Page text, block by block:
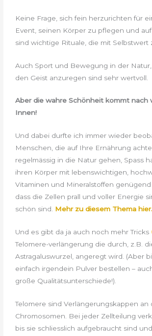
Keine Frage, sich fein herzurichten für
Event, seinen Körper zu pflegen und
sind wichtige Rituale, die mit Selbstwert
Auch Sport und Bewegung in der
den Geist anzuregen sind sehr wertvoll.
Aber die wahre Schönheit kommt nach
Innen!
Und dabei durfte ich immer wieder
Menschen, die auf Ihre Ernährung
regelmässig in die Natur gehen, Spass
ihren Körper mit lebenswichtigen,
Vitaminen und Mineralstoffen genügend
dass die Zellen prall und voller Energie
schön sind. Mehr zu diesem Thema hier.
Und es gibt da ja auch noch mehr Tricks
Telomere-verlängerung die durch, z.B.
Astragaluswurzel, angeregt wird. (Aber
einfach irgendein Pulver bestellen –
große Qualitätsunterschiede!).
Telomere sind Verlängerungskappen an
Chromosomen. Bei jeder Zellteilung
bis sie schliesslich aufgebraucht sind